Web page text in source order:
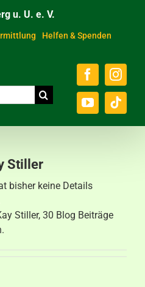
u. U. e. V.
Helfen & Spenden
Stiller
bisher keine Details
Stiller, 30 Blog Beiträge